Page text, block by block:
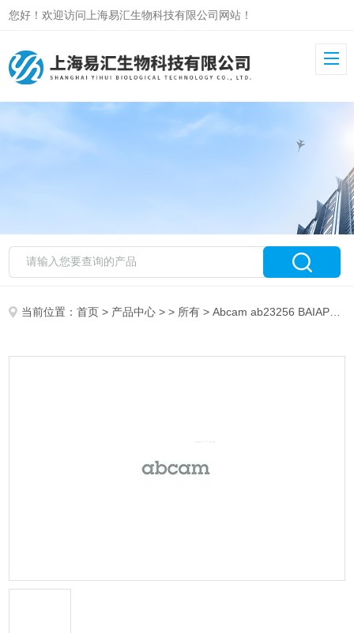
您好！欢迎访问上海易汇生物科技有限公司网站！
当前位置：首页 > 产品中心 > > 所有 > Abcam ab23256 BAIAP2 peptide （512-520）